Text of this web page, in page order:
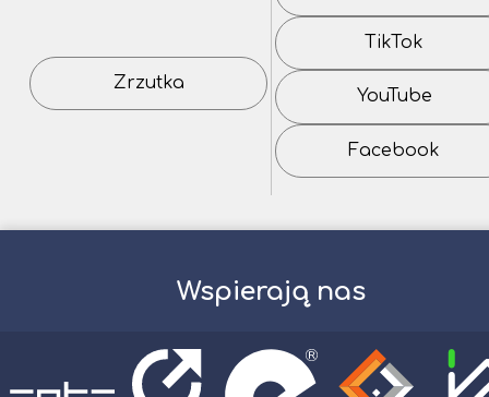
Zrzutka
TikTok
YouTube
Facebook
Wspierają nas